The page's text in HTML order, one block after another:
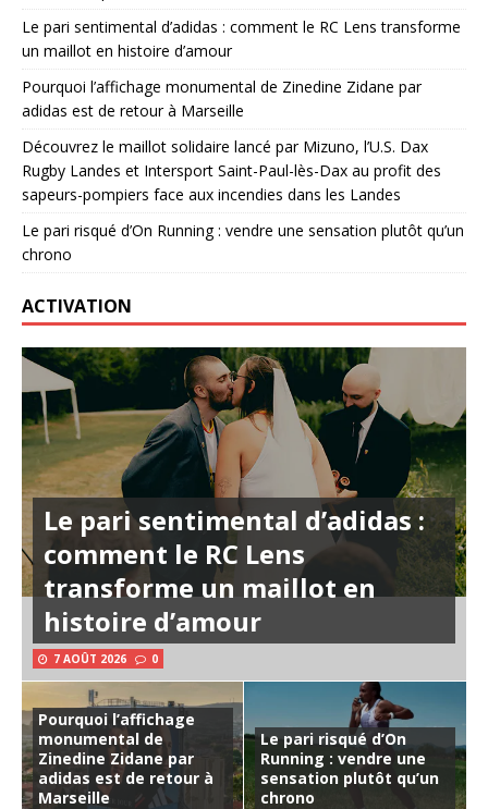
Le pari sentimental d’adidas : comment le RC Lens transforme
un maillot en histoire d’amour
Pourquoi l’affichage monumental de Zinedine Zidane par
adidas est de retour à Marseille
Découvrez le maillot solidaire lancé par Mizuno, l’U.S. Dax
Rugby Landes et Intersport Saint-Paul-lès-Dax au profit des
sapeurs-pompiers face aux incendies dans les Landes
Le pari risqué d’On Running : vendre une sensation plutôt qu’un
chrono
ACTIVATION
Le pari sentimental d’adidas :
comment le RC Lens
transforme un maillot en
histoire d’amour
7 AOÛT 2026 0
Pourquoi l’affichage
monumental de
Zinedine Zidane par
adidas est de retour à
Marseille
Le pari risqué d’On
Running : vendre une
sensation plutôt qu’un
chrono